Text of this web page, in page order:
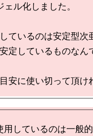
ル化しました。
ているのは安定型次
定しているものなん
用しているのは一般